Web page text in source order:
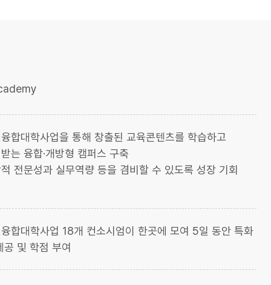
합대학사업을 통해 창출된 교육콘텐츠를 학습하고
는 융합·개방형 캠퍼스 구축
전문성과 실무역량 등을 겸비할 수 있도록 성장 기회
합대학사업 18개 컨소시엄이 한곳에 모여 5일 동안 특화
및 학점 부여